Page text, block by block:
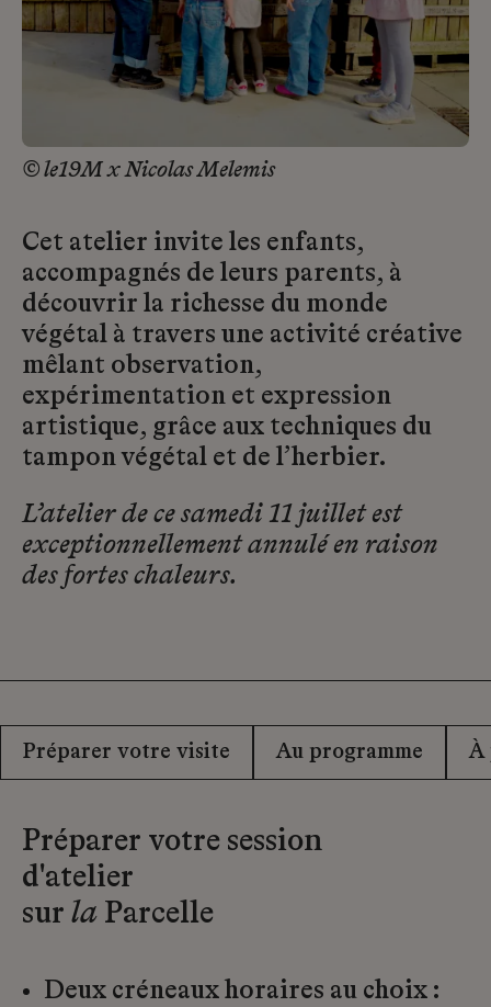
© le19M x Nicolas Melemis
Cet atelier invite les enfants,
accompagnés de leurs parents, à
découvrir la richesse du monde
végétal à travers une activité créative
mêlant observation,
expérimentation et expression
artistique, grâce aux techniques du
tampon végétal et de l’herbier.
L’atelier de ce samedi 11 juillet est
exceptionnellement annulé en raison
des fortes chaleurs.
Préparer votre visite Au programme À
Préparer votre session
d'atelier
sur la Parcelle
Deux créneaux horaires au choix :